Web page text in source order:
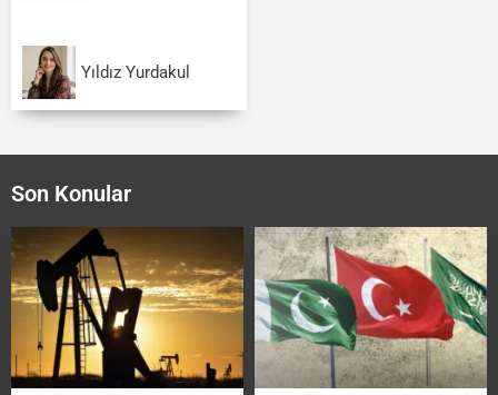
Yıldız Yurdakul
Son Konular